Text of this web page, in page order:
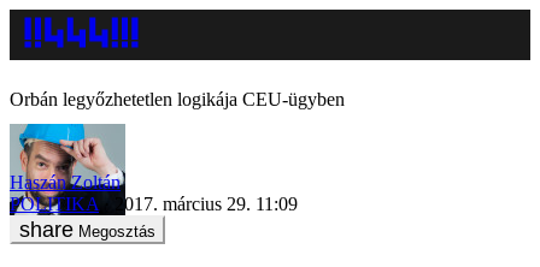
Orbán legyőzhetetlen logikája CEU-ügyben
Haszán Zoltán
POLITIKA
2017. március 29. 11:09
Megosztás